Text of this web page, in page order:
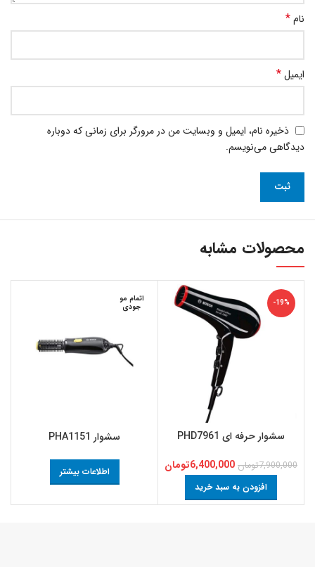
نام*
ایمیل*
ذخیره نام، ایمیل و وبسایت من در مرورگر برای زمانی که دوباره
دیدگاهی می‌نویسم.
محصولات مشابه
-19%
سشوار حرفه ای PHD7961
7,900,000تومان 6,400,000تومان
افزودن به سبد خرید
اتمام مو
جودی
سشوار PHA1151
اطلاعات بیشتر